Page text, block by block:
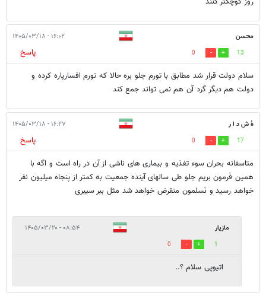
محسن ۱۶:۰۲ - ۱۴۰۵/۰۳/۱۸
13
0
پاسخ
سلام دولت قرار شد مطابق با تورم جلو بره حالا که تورم افسارپاره کرده و
دولت هم دیگر گرد آن هم نمی تواند جمع کند
هُ ش د ا ر ۱۶:۲۷ - ۱۴۰۵/۰۳/۱۸
17
0
پاسخ
متاسفانه بحران سوء تغذیه و بیماری های ناشی از آن در راه است و اگه با
همین فَرمون بریم جلو طی سالهای آینده جمعیت به کمتر از پنجاه میلیون نفر
خواهد رسید و نَسلمون منقرض خواهد شد مثل ببر سیبری
مازیار ۰۸:۵۴ - ۱۴۰۵/۰۳/۲۰
1
0
اتیوپی سلام ؟..